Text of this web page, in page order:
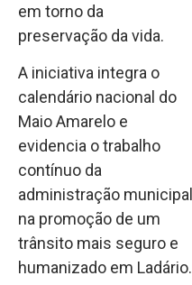
em torno da
preservação da vida.
A iniciativa integra o
calendário nacional do
Maio Amarelo e
evidencia o trabalho
contínuo da
administração municipal
na promoção de um
trânsito mais seguro e
humanizado em Ladário.